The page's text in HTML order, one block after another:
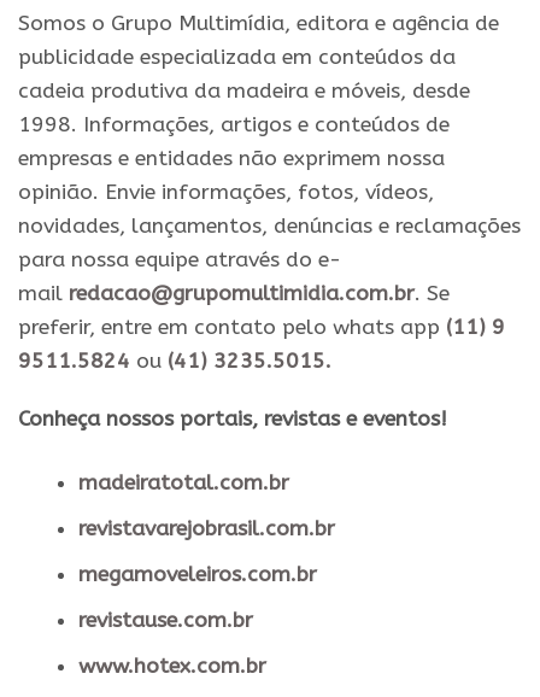
Somos o Grupo Multimídia, editora e agência de
publicidade especializada em conteúdos da
cadeia produtiva da madeira e móveis, desde
1998. Informações, artigos e conteúdos de
empresas e entidades não exprimem nossa
opinião. Envie informações, fotos, vídeos,
novidades, lançamentos, denúncias e reclamações
para nossa equipe através do e-
mail redacao@grupomultimidia.com.br. Se
preferir, entre em contato pelo whats app (11) 9
9511.5824 ou (41) 3235.5015.
​Conheça nossos ​portais, revistas e eventos​!
madeiratotal.com.br
revistavarejobrasil.com.br
megamoveleiros.com.br
revistause.com.br
www.hotex.com.br